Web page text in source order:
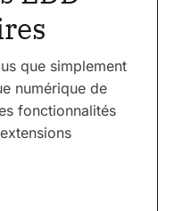
que simplement
numérique de
fonctionnalités